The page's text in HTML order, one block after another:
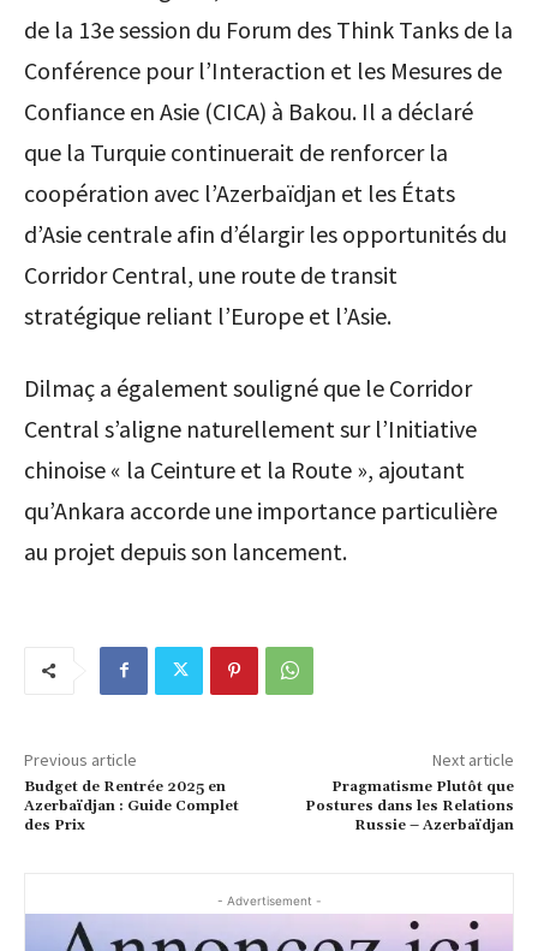
de la 13e session du Forum des Think Tanks de la
Conférence pour l’Interaction et les Mesures de
Confiance en Asie (CICA) à Bakou. Il a déclaré
que la Turquie continuerait de renforcer la
coopération avec l’Azerbaïdjan et les États
d’Asie centrale afin d’élargir les opportunités du
Corridor Central, une route de transit
stratégique reliant l’Europe et l’Asie.
Dilmaç a également souligné que le Corridor
Central s’aligne naturellement sur l’Initiative
chinoise « la Ceinture et la Route », ajoutant
qu’Ankara accorde une importance particulière
au projet depuis son lancement.
Previous article
Budget de Rentrée 2025 en
Azerbaïdjan : Guide Complet
des Prix
Next article
Pragmatisme Plutôt que
Postures dans les Relations
Russie – Azerbaïdjan
- Advertisement -